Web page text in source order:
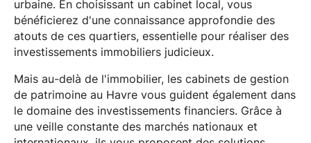
urbaine. En choisissant un cabinet local, vous
bénéficierez d'une connaissance approfondie des
atouts de ces quartiers, essentielle pour réaliser des
investissements immobiliers judicieux.
Mais au-delà de l'immobilier, les cabinets de gestion
de patrimoine au Havre vous guident également dans
le domaine des investissements financiers. Grâce à
une veille constante des marchés nationaux et